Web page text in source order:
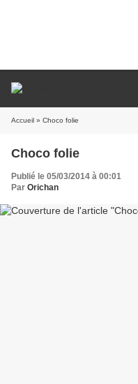
Accueil » Choco folie
Choco folie
Publié le 05/03/2014 à 00:01
Par Orichan